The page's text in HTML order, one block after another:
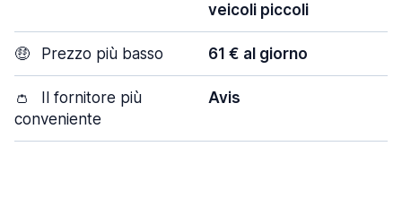
veicoli piccoli
🤑 Prezzo più basso 61 € al giorno
👛
Il fornitore più
conveniente
Avis